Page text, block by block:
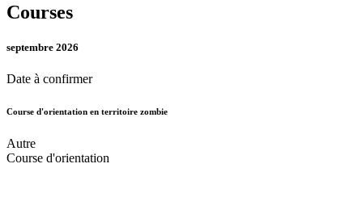
Courses
septembre 2026
Date à confirmer
Course d'orientation en territoire zombie
Autre
Course d'orientation